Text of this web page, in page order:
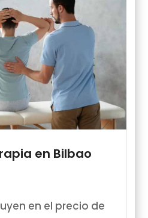
en Bilbao
en el precio de